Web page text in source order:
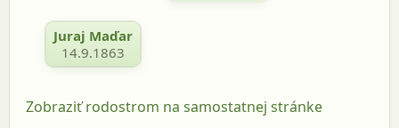
Juraj Maďar
14.9.1863
Zobraziť rodostrom na samostatnej stránke